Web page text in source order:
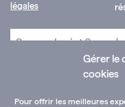
Gérer le
cookies
Pour offrir les meilleures
légales